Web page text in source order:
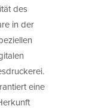
des
in der
eine